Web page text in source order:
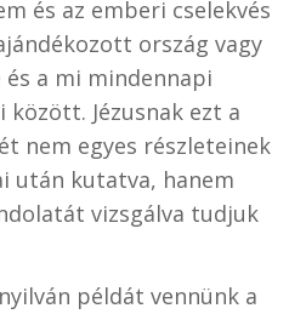
és az emberi cselekvés
ország vagy
a mi mindennapi
Jézusnak ezt a
nem egyes részleteinek
után kutatva, hanem
vizsgálva tudjuk
példát vennünk a